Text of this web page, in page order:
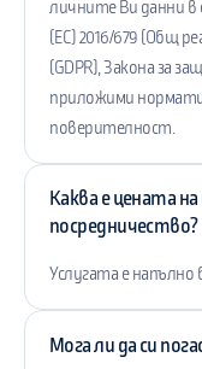
личните Ви данни
(ЕС) 2016/679 (Общ
(GDPR), Закона за
приложими
поверителност.
Каква е цената
посредничество?
Услугата е напълно
Мога ли да си